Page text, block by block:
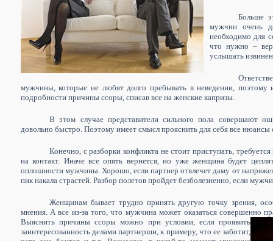
Больше
мужчин очень
необходимо для
что нужно –
услышать
мужчины, которые не любят долго пребывать в неведении, поэтому
подробности причины ссоры, списав все на женские капризы.
В этом случае представители сильного пола совершают
довольно быстро. Поэтому имеет смысл прояснить для себя все нюансы
Конечно, с разборки конфликта не стоит приступать,
на контакт. Иначе все опять вернется, но уже женщина будет
оплошности мужчины. Хорошо, если партнер отвлечет даму от
пик накала страстей. Разбор полетов пройдет безболезненно, если
Женщинам бывает трудно принять другую точку зрения,
мнения. А все из-за того, что мужчина может оказаться совершенно
Выяснить причины ссоры можно при условии, если проявить
заинтересованность делами партнерши, к примеру, что ее заботит,